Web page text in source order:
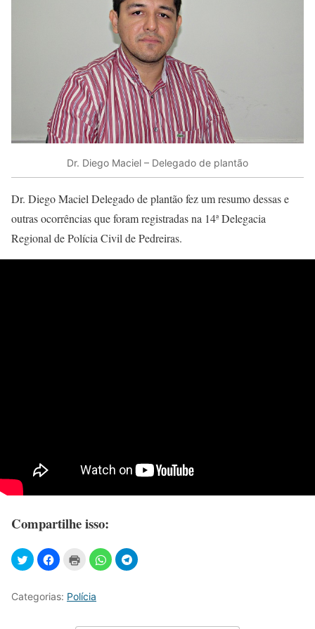
Dr. Diego Maciel – Delegado de plantão
Dr. Diego Maciel Delegado de plantão fez um resumo dessas e
outras ocorrências que foram registradas na 14ª Delegacia
Regional de Polícia Civil de Pedreiras.
Compartilhe isso:
Categorias: Polícia